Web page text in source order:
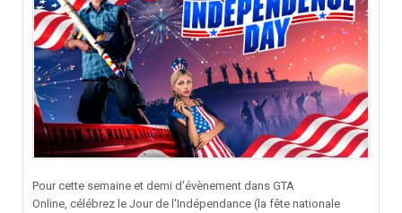
Pour cette semaine et demi d'évènement dans GTA
Online, célébrez le Jour de l'Indépendance (la fête nationale